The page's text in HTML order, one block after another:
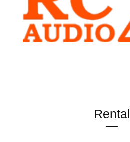
Rental